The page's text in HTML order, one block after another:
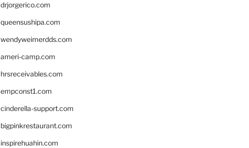
drjorgerico.com
queensushipa.com
wendyweimerdds.com
ameri-camp.com
hrsreceivables.com
empconst1.com
cinderella-support.com
bigpinkrestaurant.com
inspirehuahin.com